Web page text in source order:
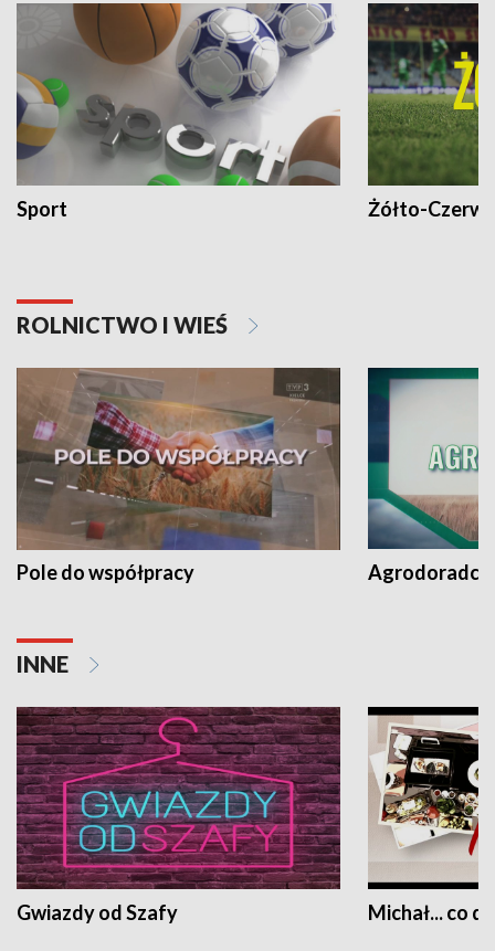
Sport Żółto-
ROLNICTWO I WIEŚ
Pole do współpracy Agrodoradcy
INNE
Gwiazdy od Szafy Michał... co